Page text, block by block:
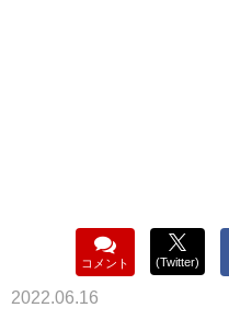
コメント (Twitter)
2022.06.16